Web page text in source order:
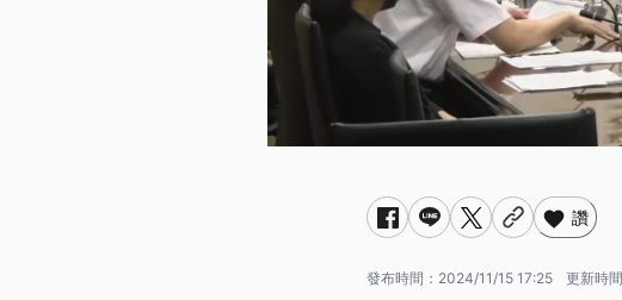
讚
發布時間： 2024/11/15 17:25 更新時間